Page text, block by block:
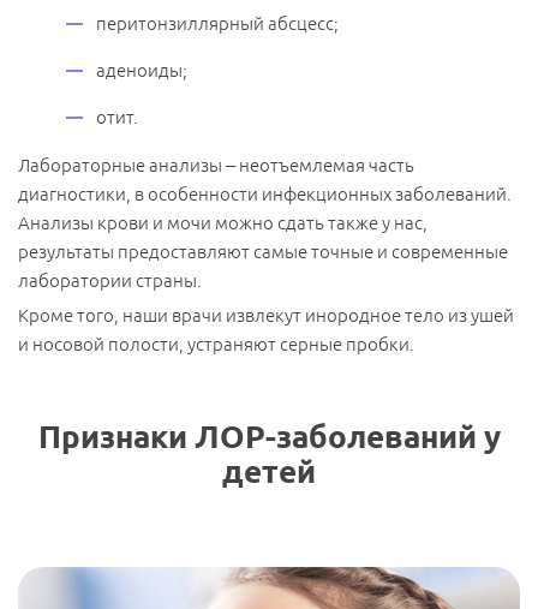
перитонзиллярный абсцесс;
аденоиды;
отит.
Лабораторные анализы – неотъемлемая часть
диагностики, в особенности инфекционных заболеваний.
Анализы крови и мочи можно сдать также у нас,
результаты предоставляют самые точные и современные
лаборатории страны.
Кроме того, наши врачи извлекут инородное тело из ушей
и носовой полости, устраняют серные пробки.
Признаки ЛОР-заболеваний у
детей